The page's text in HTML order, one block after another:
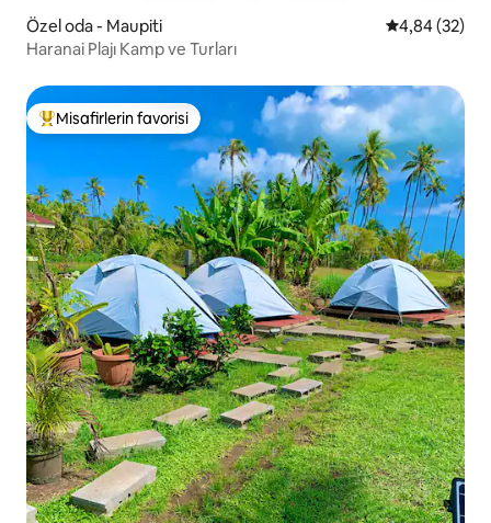
Özel oda - Maupiti 5 üzerinden
4,84 (32)
Haranai Plajı Kamp ve Turları
Misafirlerin favorilerinden en beğenilenler arasında
Misafirlerin favorisi